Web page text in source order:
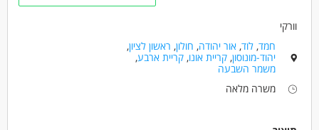
וורקי
חמד,לוד,אור יהודה, חולון, ראשון לציון,
יהוד-מונוסון,קריית אונו,קריית ארבע,
משמר השבעה
משרה מלאה